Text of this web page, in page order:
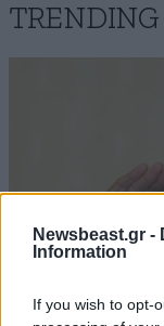
Newsbeast.gr -
Information
If you wish to opt-
TRENDING